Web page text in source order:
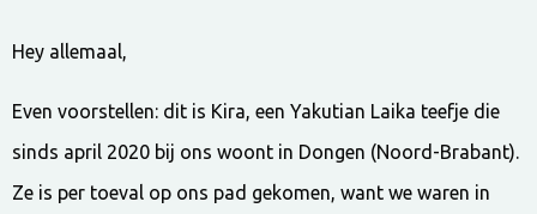
Hey allemaal,
Even voorstellen: dit is Kira, een Yakutian Laika teefje die
sinds april 2020 bij ons woont in Dongen (Noord-Brabant).
Ze is per toeval op ons pad gekomen, want we waren in